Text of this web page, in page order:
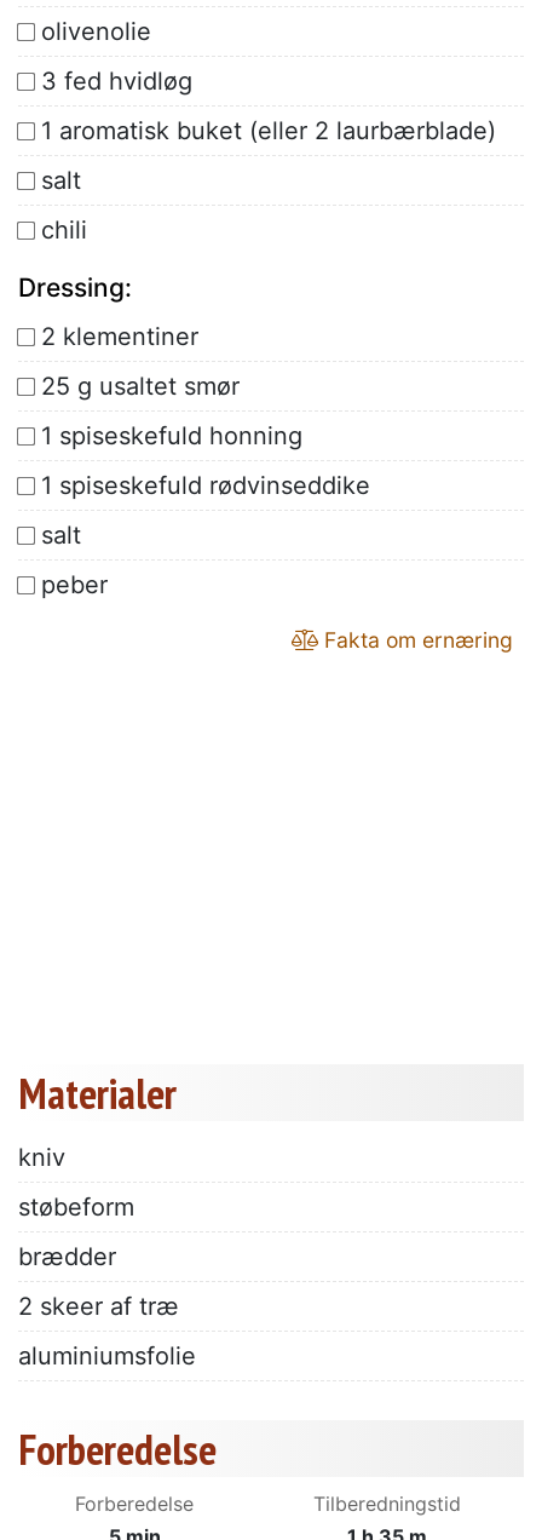
olivenolie
3 fed hvidløg
1 aromatisk buket (eller 2 laurbærblade)
salt
chili
Dressing:
2 klementiner
25 g usaltet smør
1 spiseskefuld honning
1 spiseskefuld rødvinseddike
salt
peber
Fakta om ernæring
Materialer
kniv
støbeform
brædder
2 skeer af træ
aluminiumsfolie
Forberedelse
Forberedelse
Tilberedningstid